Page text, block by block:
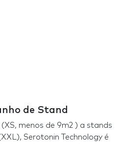
de Stand
menos de 9m2 ) a stands
Serotonin Technology é